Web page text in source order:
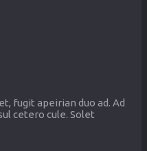
fugit apeirian duo ad. Ad
cetero cule. Solet